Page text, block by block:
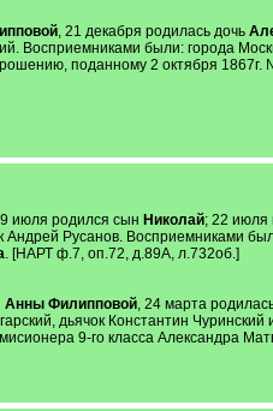
, 21 декабря родилась дочь
Восприемниками были: города
поданному 2 октября
июля родился сын Николай; 22 июля
Русанов. Восприемниками
. [НАРТ ф.7, оп.72, д.89А, л.732об.]
Анны Филипповой, 24 марта
дьячок Константин
9-го класса Александра